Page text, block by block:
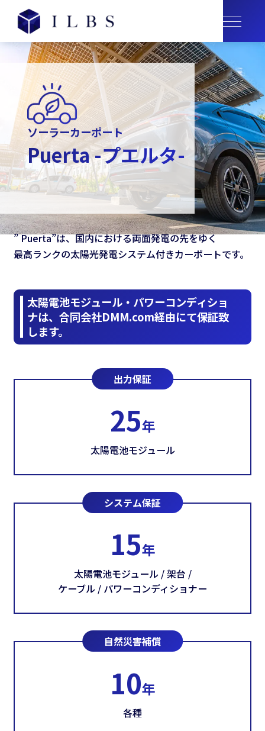
ソーラーカーポート
Puerta -プエルタ-
” Puerta”は、国内における両面発電の先をゆく
最高ランクの太陽光発電システム付きカーポートです。
太陽電池モジュール・パワーコンディショ
ナは、合同会社DMM.com経由にて保証致
します。
出力保証
25年
太陽電池モジュール
システム保証
15年
太陽電池モジュール / 架台 /
ケーブル / パワーコンディショナー
自然災害補償
10年
各種